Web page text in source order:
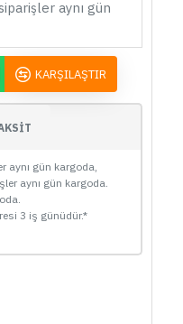
aynı gün
KARŞILAŞTIR
aynı gün kargoda,
aynı gün kargoda.
3 iş günüdür.*
ÇOK SATAN